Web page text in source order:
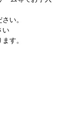
い。
い
す。